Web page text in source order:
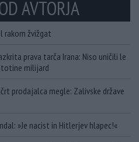
AVTORJA
rakom žvižgat
prava tarča Irana: Niso uničili le
milijard
prodajalca megle: Zalivske države
»Je nacist in Hitlerjev hlapec!«